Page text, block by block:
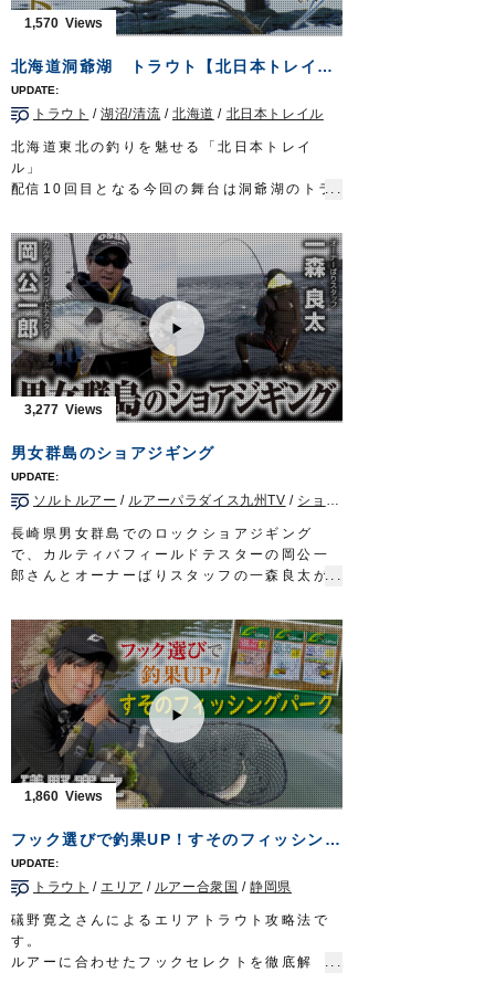
■使用アイテム
・SBL-27
ルアー合衆国 三重テレビ放送 毎週土曜
日 22時30分～22時45分放送
http://lure-us.com/
OWNERMOVIE http://ownertv.jp/
オーナーばりwebsite
http://www.owner.co.jp
1,570
北海道洞爺湖 トラウト【北日本トレイルvol.10】
トラウト /湖沼/清流 /北海道 / 北日本トレイル
北海道東北の釣りを魅せる「北日本トレイ
ル」
配信10回目となる今回の舞台は洞爺湖のトラ
●2008年にはサミットが開催され、現在では
世界ジオパークに認定された洞爺湖。
年間の水温が安定した不凍のカルデラ湖であ
り、トラウトアングラーを惹きつけてやまな
い大型トラウトの生息地です。
今回、登場するアングラーは、北海道でガイ
ドを生業とする児島秀明さん。
●収録3日目。一時はリールまで凍り作動しな
くなる激しい吹雪にも見舞われる。
そんな雪の洞爺湖をバックにし、両手をフィ
「ほら、こんな景色ですよ!白銀っ!! いきなり
こんな風にぶわっと天気がかわるのも、北海
道ですから!」
雪が降っても、寒くても、この釣りは1尾を求
める夢があるのだと児島さんは話す。
●どのレンジを、どのような特性のルアーでと
いった基本的なアプローチを優しく、解りや
児島さんの解説シーンは4:17秒あたりから始
まります。
川と違い、ポイントやレンジの捉えどころが
ない急深の湖へのアプローチがイメージしや
すい解説で紹介されています。
●ジグ・スプーン・ミノーを、ポイントや状況
に応じて駆使し、フックを選び無心にキャス
トを続ける児島さん。
ジグの操作シーンでは水中映像を、児島さん
なっています。
企画営業部 北海道担当者
吉成秀人
■使用アイテム
・投次郎20g
・投技ジグ20g
・ループアイシングル81
3,277
男女群島のショアジギング
ソルトルアー / ルアーパラダイス九州TV / ショア青物
長崎県男女群島でのロックショアジギング
で、カルティバフィールドテスターの岡公一
郎さんとオーナーばりスタッフの一森良太が
水面で勝負するトップウォータープラグに対
し、海底から釣り始めるメタルジグは、ある
意味両極端なアプローチですが、双方やるこ
とで互いを補い合うメリットもあります。
状況に応じてそれぞれを駆使し、良型スマガ
ツオやヒレナガカンパチなどをキャッチしま
した。
■使用アイテム
・撃投ジグ レイドバック 100g
・撃投ジグ ストライク250g、200g
・マスクドスピンM
・ファイアツイン120g
・ショートジグアシスト1/0
・STX-58#3
■撮影協力
平戸市田平/あじか磯釣りセンター様
2021年11月20日に放送された『ルアーパラ
1,860
フック選びで釣果UP！すそのフィッシングパーク
トラウト / エリア / ルアー合衆国 /静岡県
礒野寛之さんによるエリアトラウト攻略法で
す。
ルアーに合わせたフックセレクトを徹底解